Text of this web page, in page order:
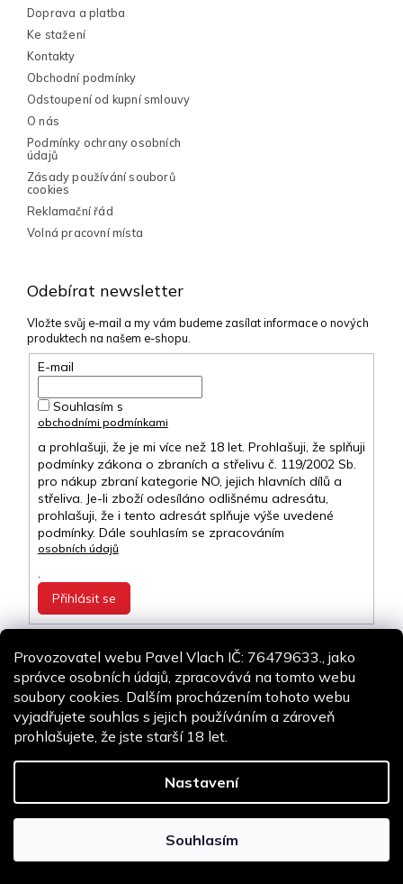
Provozovatel webu Pavel Vlach IČ: 76479633., jako
správce osobních údajů, zpracovává na tomto webu
soubory cookies. Dalším procházením tohoto webu
vyjadřujete souhlas s jejich používáním a zároveň
prohlašujete, že jste starší 18 let.
Nastavení
Souhlasím
Odebírat newsletter
Vložte svůj e-mail a my vám budeme zasílat informace o nových
produktech na našem e-shopu.
E-mail
Souhlasím s
obchodními podmínkami
a prohlašuji, že je mi více než 18 let. Prohlašuji, že splňuji
podmínky zákona o zbraních a střelivu č. 119/2002 Sb.
pro nákup zbraní kategorie NO, jejich hlavních dílů a
střeliva. Je-li zboží odesíláno odlišnému adresátu,
prohlašuji, že i tento adresát splňuje výše uvedené
podmínky. Dále souhlasím se zpracováním
osobních údajů
.
Přihlásit se
Kontakt
info@airsoft-online.cz
+420 775 106 530
Staň se fanouškem
Doprava a platba
Ke stažení
Kontakty
Obchodní podmínky
Odstoupení od kupní smlouvy
O nás
Podmínky ochrany osobních
údajů
Zásady používání souborů
cookies
Reklamační řád
Volná pracovní místa
Copyright 2026Airsoft-online.cz. Všechna práva vyhrazena.